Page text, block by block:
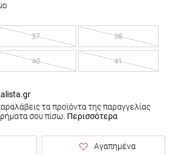
37 38
40 41
τα προϊόντα της παραγγελίας
σου πίσω. Περισσότερα
Αγαπημένα